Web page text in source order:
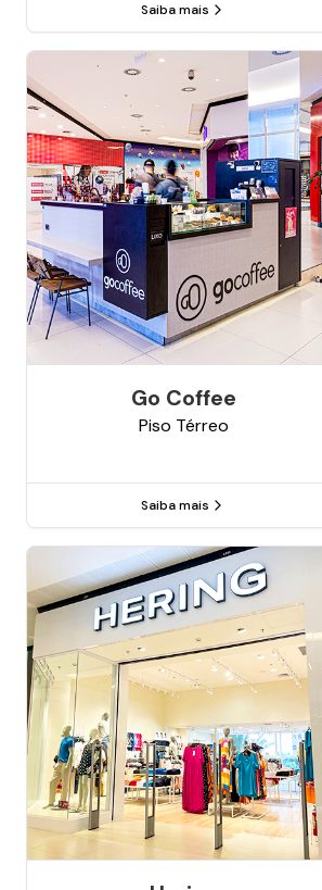
Saiba mais
Go Coffee
Piso Térreo
Saiba mais